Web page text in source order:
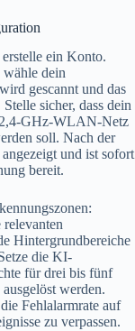
ein Konto.
dein
gescannt und das
sicher, dass dein
2,4-GHz-WLAN-Netz
soll. Nach der
und ist sofort
bereit.
Hintergrundbereiche
die KI-
für drei bis fünf
werden.
Fehlalarmrate auf
zu verpassen.